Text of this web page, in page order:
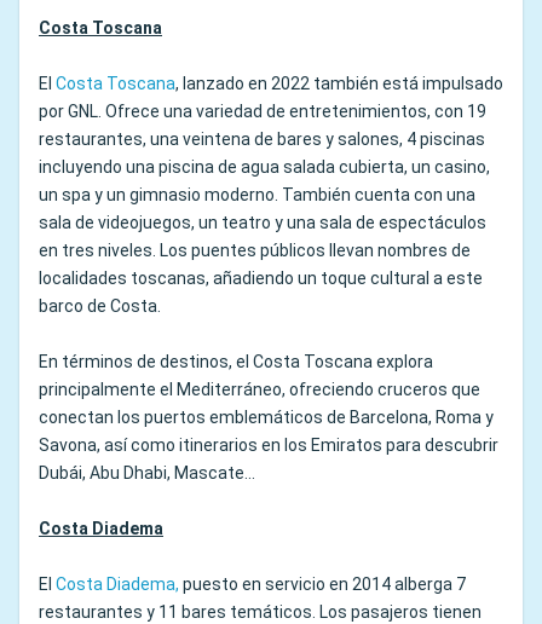
Costa Toscana
El Costa Toscana, lanzado en 2022 también está impulsado
por GNL. Ofrece una variedad de entretenimientos, con 19
restaurantes, una veintena de bares y salones, 4 piscinas
incluyendo una piscina de agua salada cubierta, un casino,
un spa y un gimnasio moderno. También cuenta con una
sala de videojuegos, un teatro y una sala de espectáculos
en tres niveles. Los puentes públicos llevan nombres de
localidades toscanas, añadiendo un toque cultural a este
barco de Costa.
En términos de destinos, el Costa Toscana explora
principalmente el Mediterráneo, ofreciendo cruceros que
conectan los puertos emblemáticos de Barcelona, Roma y
Savona, así como itinerarios en los Emiratos para descubrir
Dubái, Abu Dhabi, Mascate...
Costa Diadema
El Costa Diadema, puesto en servicio en 2014 alberga 7
restaurantes y 11 bares temáticos. Los pasajeros tienen